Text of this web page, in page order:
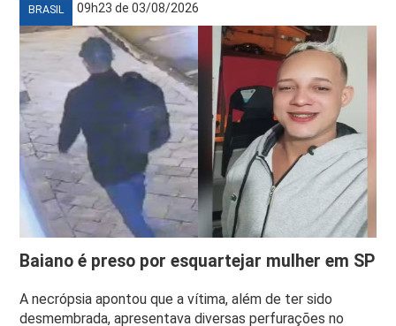
BRASIL 09h23 de 03/08/2026
Baiano é preso por esquartejar mulher em SP
A necrópsia apontou que a vítima, além de ter sido
desmembrada, apresentava diversas perfurações no